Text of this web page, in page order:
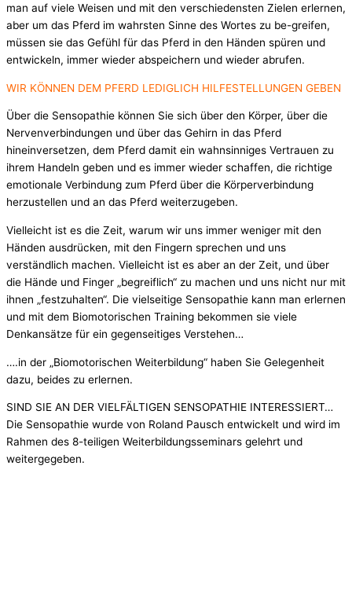
man auf viele Weisen und mit den verschiedensten Zielen erlernen,
aber um das Pferd im wahrsten Sinne des Wortes zu be-greifen,
müssen sie das Gefühl für das Pferd in den Händen spüren und
entwickeln, immer wieder abspeichern und wieder abrufen.
WIR KÖNNEN DEM PFERD LEDIGLICH HILFESTELLUNGEN GEBEN
Über die Sensopathie können Sie sich über den Körper, über die
Nervenverbindungen und über das Gehirn in das Pferd
hineinversetzen, dem Pferd damit ein wahnsinniges Vertrauen zu
ihrem Handeln geben und es immer wieder schaffen, die richtige
emotionale Verbindung zum Pferd über die Körperverbindung
herzustellen und an das Pferd weiterzugeben.
Vielleicht ist es die Zeit, warum wir uns immer weniger mit den
Händen ausdrücken, mit den Fingern sprechen und uns
verständlich machen. Vielleicht ist es aber an der Zeit, und über
die Hände und Finger „begreiflich“ zu machen und uns nicht nur mit
ihnen „festzuhalten“. Die vielseitige Sensopathie kann man erlernen
und mit dem Biomotorischen Training bekommen sie viele
Denkansätze für ein gegenseitiges Verstehen…
….in der „Biomotorischen Weiterbildung“ haben Sie Gelegenheit
dazu, beides zu erlernen.
SIND SIE AN DER VIELFÄLTIGEN SENSOPATHIE INTERESSIERT…
Die Sensopathie wurde von Roland Pausch entwickelt und wird im
Rahmen des 8-teiligen Weiterbildungsseminars gelehrt und
weitergegeben.